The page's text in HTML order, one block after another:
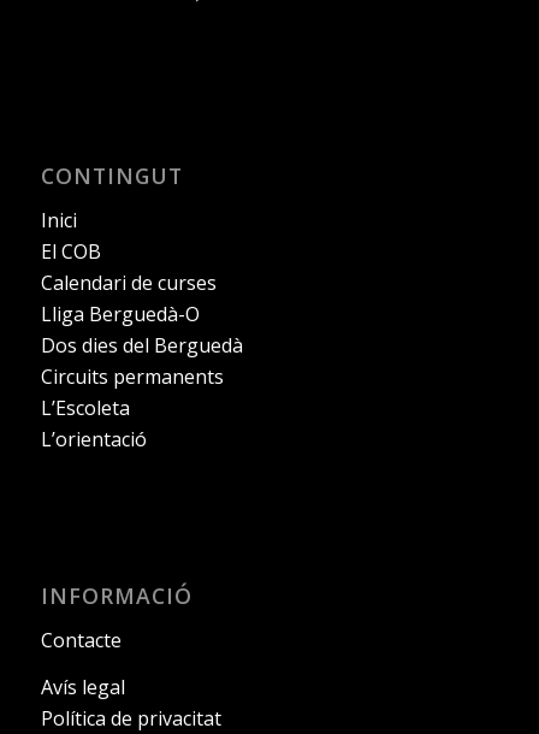
CONTINGUT
Inici
El COB
Calendari de curses
Lliga Berguedà-O
Dos dies del Berguedà
Circuits permanents
L’Escoleta
L’orientació
INFORMACIÓ
Contacte
Avís legal
Política de privacitat